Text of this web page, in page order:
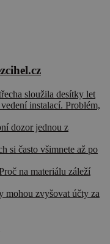
sloužila desítky let
instalací. Problém,
dozor jednou z
si často všimnete až po
na materiálu záleží
mohou zvyšovat účty za